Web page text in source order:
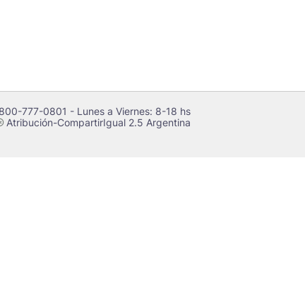
777-0801 - Lunes a Viernes: 8-18 hs
Atribución-CompartirIgual 2.5 Argentina